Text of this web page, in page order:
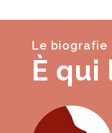
Le biografie
È qui